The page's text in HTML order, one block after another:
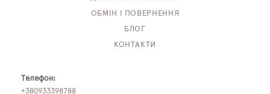
ОБМІН І ПОВЕРНЕННЯ
БЛОГ
КОНТАКТИ
Телефон:
+380933398788